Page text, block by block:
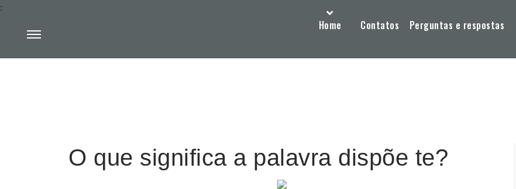
Home Contatos Perguntas e respostas
:
O que significa a palavra dispõe te?